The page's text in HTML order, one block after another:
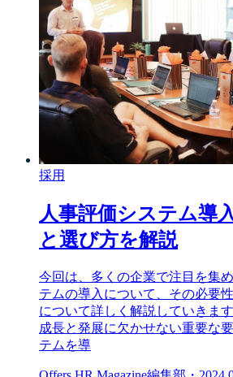
採用
人事評価システム導
と選び方を解説
今回は、多くの企業で注目を集
テムの導入について、その必要
について詳しく解説していきま
成長と発展に欠かせない重要な
テムを導